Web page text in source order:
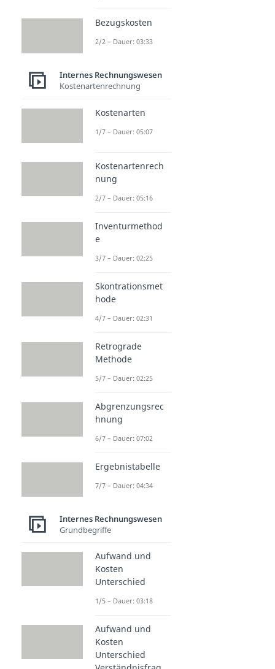
Bezugskosten
2/2 – Dauer: 03:33
Internes Rechnungswesen
Kostenartenrechnung
Kostenarten
1/7 – Dauer: 05:07
Kostenartenrech
nung
2/7 – Dauer: 05:16
Inventurmethod
e
3/7 – Dauer: 02:25
Skontrationsmet
hode
4/7 – Dauer: 02:31
Retrograde
Methode
5/7 – Dauer: 02:25
Abgrenzungsrec
hnung
6/7 – Dauer: 07:02
Ergebnistabelle
7/7 – Dauer: 04:34
Internes Rechnungswesen
Grundbegriffe
Aufwand und
Kosten
Unterschied
1/5 – Dauer: 03:18
Aufwand und
Kosten
Unterschied